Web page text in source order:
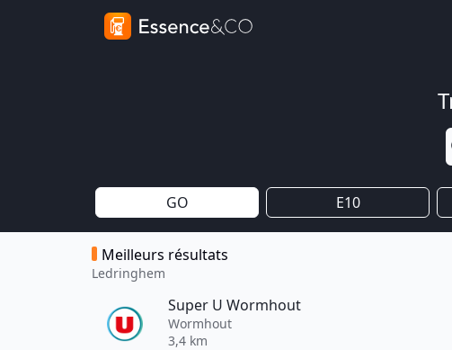
GO E10
Meilleurs résultats
Ledringhem
Super U Wormhout
Wormhout
3,4 km